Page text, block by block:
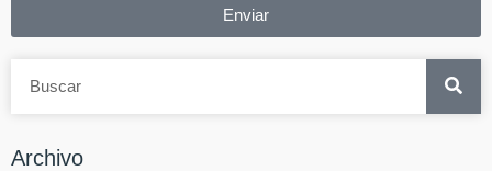
Enviar
Archivo